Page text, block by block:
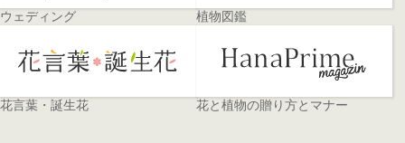
ウェディング 植物図鑑
花言葉・誕生花 花と植物の贈り方とマナー